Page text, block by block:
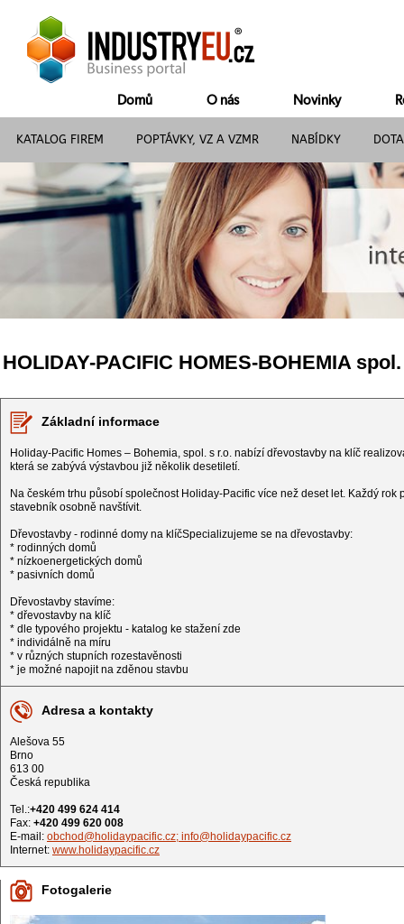
Domů O nás Novinky
KATALOG FIREM POPTÁVKY, VZ A VZMR NABÍDKY
HOLIDAY-PACIFIC HOMES-BOHEMIA
Základní informace
Holiday-Pacific Homes – Bohemia, spol. s r.o. nabízí dřevostavby na klíč
která se zabývá výstavbou již několik desetiletí.
Na českém trhu působí společnost Holiday-Pacific více než deset let. Každý
stavebník osobně navštívit.
Dřevostavby - rodinné domy na klíčSpecializujeme se na dřevostavby:
* rodinných domů
* nízkoenergetických domů
* pasivních domů
Dřevostavby stavíme:
* dřevostavby na klíč
* dle typového projektu - katalog ke stažení zde
* individálně na míru
* v různých stupních rozestavěnosti
* je možné napojit na zděnou stavbu
Adresa a kontakty
Alešova 55
Brno
613 00
Česká republika
Tel.:+420 499 624 414
Fax: +420 499 620 008
E-mail: obchod@holidaypacific.cz; info@holidaypacific.cz
Internet: www.holidaypacific.cz
Fotogalerie